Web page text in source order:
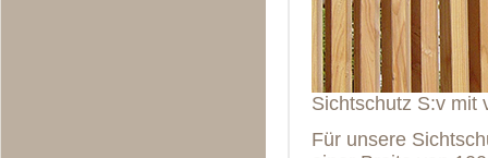
Sichtschutz S:v mit
Für unsere